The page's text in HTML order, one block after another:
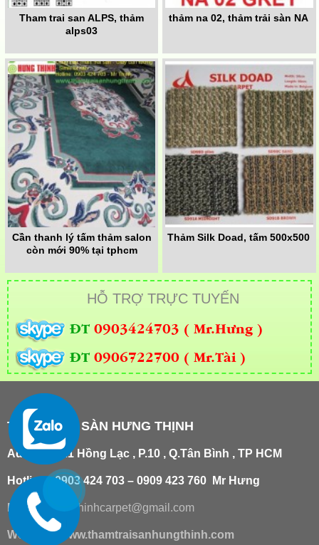
Tham trai san ALPS, thảm
alps03
thảm na 02, thảm trải sàn NA
Cần thanh lý tấm thảm salon
còn mới 90% tại tphcm
Thảm Silk Doad, tấm 500x500
HỖ TRỢ TRỰC TUYẾN
ĐT 0903424703 ( Mr.Hưng )
ĐT 0906722700 ( Mr.Tài )
THẢM TRẢI SÀN HƯNG THỊNH
Add : 181/21 Hồng Lạc , P.10 , Q.Tân Bình , TP HCM
Hotline : 0903 424 703 – 0909 423 760 Mr Hưng
Email : hungthinhcarpet@gmail.com
Website: www.thamtraisanhungthinh.com